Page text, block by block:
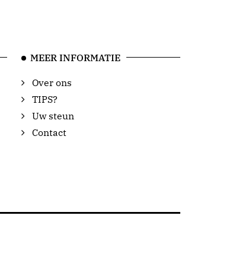
MEER INFORMATIE
Over ons
TIPS?
Uw steun
Contact